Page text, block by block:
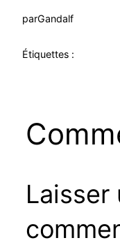
parGandalf
Étiquettes :
Laisser